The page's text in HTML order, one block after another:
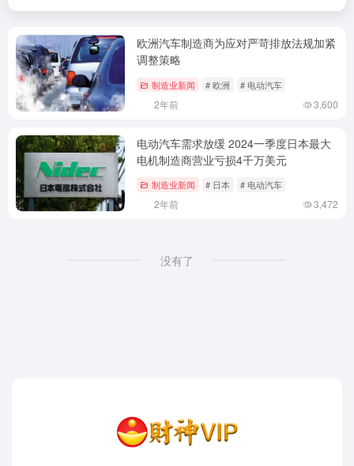
欧洲汽车制造商为应对严苛排放法规加紧
调整策略
制造业新闻 # 欧洲 # 电动汽车
2年前 3,600
电动汽车需求放缓 2024一季度日本最大
电机制造商营业亏损4千万美元
制造业新闻 # 日本 # 电动汽车
2年前 3,472
没有了